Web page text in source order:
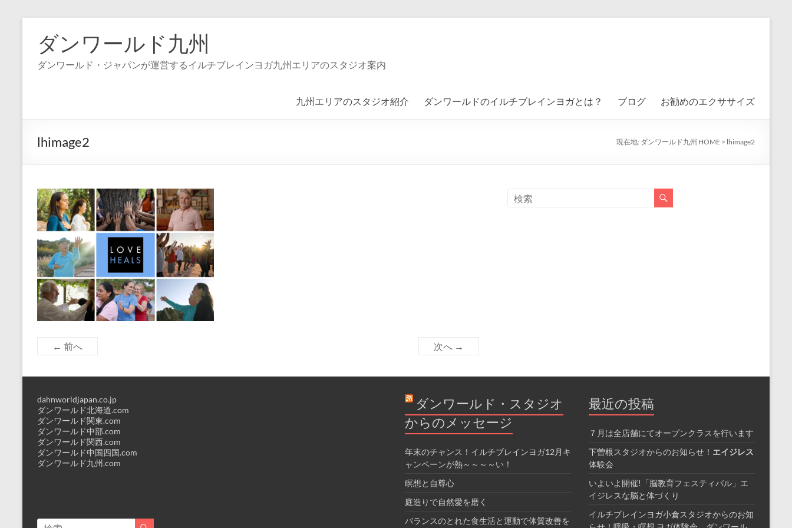
ダンワールド九州
ダンワールド・ジャパンが運営するイルチブレインヨガ九州エリアのスタジオ案内
九州エリアのスタジオ紹介 ダンワールドのイルチブレインヨガとは？ ブログ お勧めのエクササイズ
lhimage2 現在地: ダンワールド九州 HOME > lhimage2
← 前へ 次へ →
dahnworldjapan.co.jp
ダンワールド北海道.com
ダンワールド関東.com
ダンワールド中部.com
ダンワールド関西.com
ダンワールド中国四国.com
ダンワールド九州.com
ダンワールド・スタジオ
からのメッセージ
年末のチャンス！イルチブレインヨガ12月キ
ャンペーンが熱～～～～い！
瞑想と自尊心
庭造りで自然愛を磨く
バランスのとれた食生活と運動で体質改善を
最近の投稿
７月は全店舗にてオープンクラスを行います
下曽根スタジオからのお知らせ！ エイジレス
体験会
いよいよ開催!「脳教育フェスティバル」エ
イジレスな脳と体づくり
イルチブレインヨガ小倉スタジオからのお知